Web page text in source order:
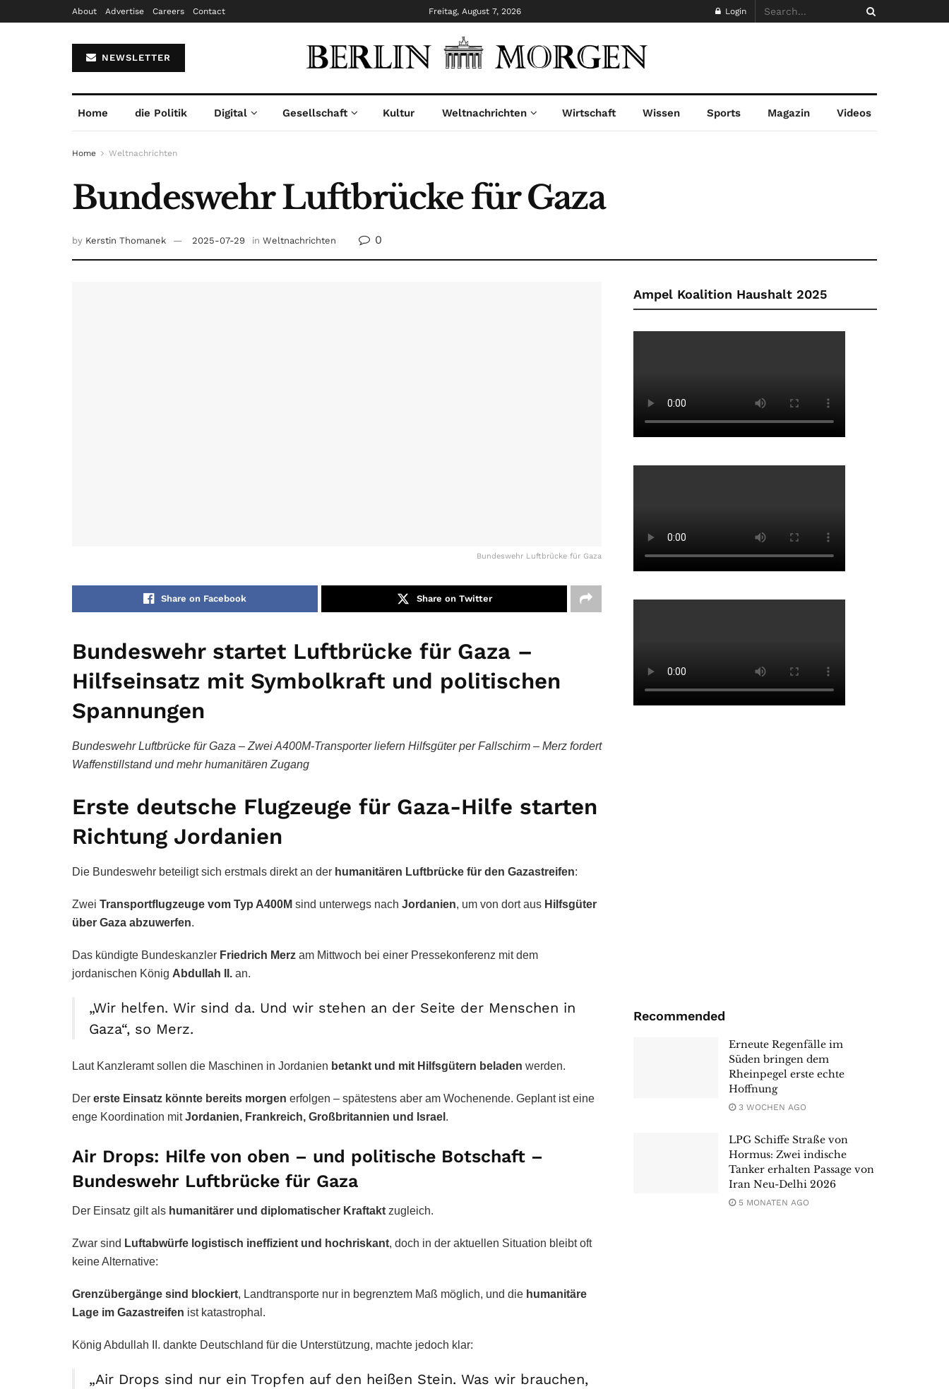
About Advertise Careers Contact Freitag, August 7, 2026 Login
NEWSLETTER
Home die Politik Digital Gesellschaft Kultur Weltnachrichten Wirtschaft Wissen Sports Magazin Videos
Home Weltnachrichten
Bundeswehr Luftbrücke für Gaza
by Kerstin Thomanek 2025-07-29 in Weltnachrichten 0
Bundeswehr Luftbrücke für Gaza
Share on Facebook Share on Twitter
Bundeswehr startet Luftbrücke für Gaza –
Hilfseinsatz mit Symbolkraft und politischen
Spannungen
Bundeswehr Luftbrücke für Gaza – Zwei A400M-Transporter liefern Hilfsgüter per Fallschirm – Merz fordert
Waffenstillstand und mehr humanitären Zugang
Erste deutsche Flugzeuge für Gaza-Hilfe starten
Richtung Jordanien
Die Bundeswehr beteiligt sich erstmals direkt an der humanitären Luftbrücke für den Gazastreifen:
Zwei Transportflugzeuge vom Typ A400M sind unterwegs nach Jordanien, um von dort aus Hilfsgüter
über Gaza abzuwerfen.
Das kündigte Bundeskanzler Friedrich Merz am Mittwoch bei einer Pressekonferenz mit dem
jordanischen König Abdullah II. an.
„Wir helfen. Wir sind da. Und wir stehen an der Seite der Menschen in
Gaza“, so Merz.
Laut Kanzleramt sollen die Maschinen in Jordanien betankt und mit Hilfsgütern beladen werden.
Der erste Einsatz könnte bereits morgen erfolgen – spätestens aber am Wochenende. Geplant ist eine
enge Koordination mitJordanien, Frankreich, Großbritannien und Israel .
Air Drops: Hilfe von oben – und politische Botschaft –
Bundeswehr Luftbrücke für Gaza
Der Einsatz gilt als humanitärer und diplomatischer Kraftakt zugleich.
Zwar sind Luftabwürfe logistisch ineffizient und hochriskant, doch in der aktuellen Situation bleibt oft
keine Alternative:
Grenzübergänge sind blockiert, Landtransporte nur in begrenztem Maß möglich, und die humanitäre
Lage im Gazastreifen ist katastrophal.
König Abdullah II. dankte Deutschland für die Unterstützung, machte jedoch klar:
„Air Drops sind nur ein Tropfen auf den heißen Stein. Was wir brauchen,
Ampel Koalition Haushalt 2025
Recommended
Erneute Regenfälle im
Süden bringen dem
Rheinpegel erste echte
Hoffnung
3 WOCHEN AGO
LPG Schiffe Straße von
Hormus: Zwei indische
Tanker erhalten Passage von
Iran Neu-Delhi 2026
5 MONATEN AGO